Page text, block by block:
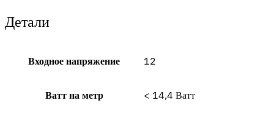
Детали
Входное напряжение 12
Ватт на метр < 14,4 Ватт